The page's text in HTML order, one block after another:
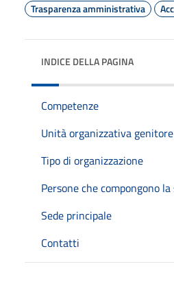
Trasparenza amministrativa
INDICE DELLA PAGINA
Competenze
Unità organizzativa genitore
Tipo di organizzazione
Persone che compongono
Sede principale
Contatti